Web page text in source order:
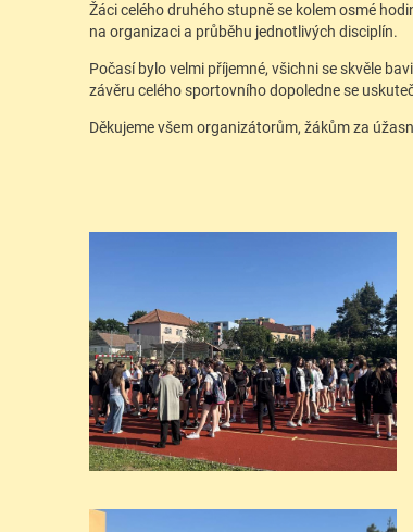
Žáci celého druhého stupně se kolem osmé
na organizaci a průběhu jednotlivých disciplín.
Počasí bylo velmi příjemné, všichni se skvěle
závěru celého sportovního dopoledne se
Děkujeme všem organizátorům, žákům za